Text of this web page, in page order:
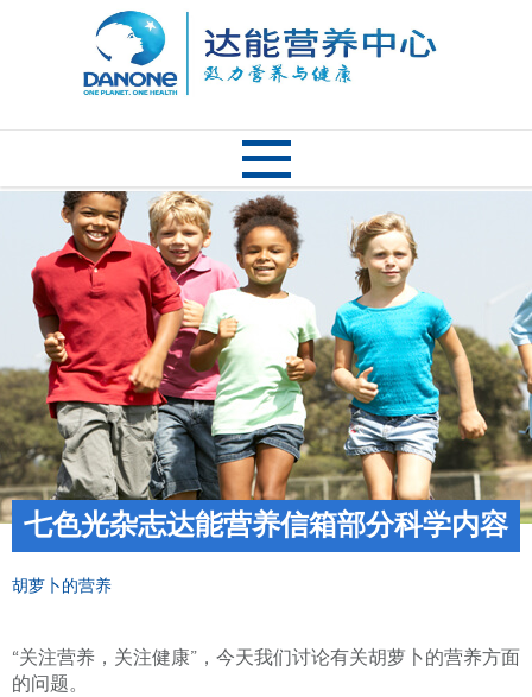
七色光杂志达能营养信箱部分科学内容
胡萝卜的营养
“关注营养，关注健康”，今天我们讨论有关胡萝卜的营养方面
的问题。